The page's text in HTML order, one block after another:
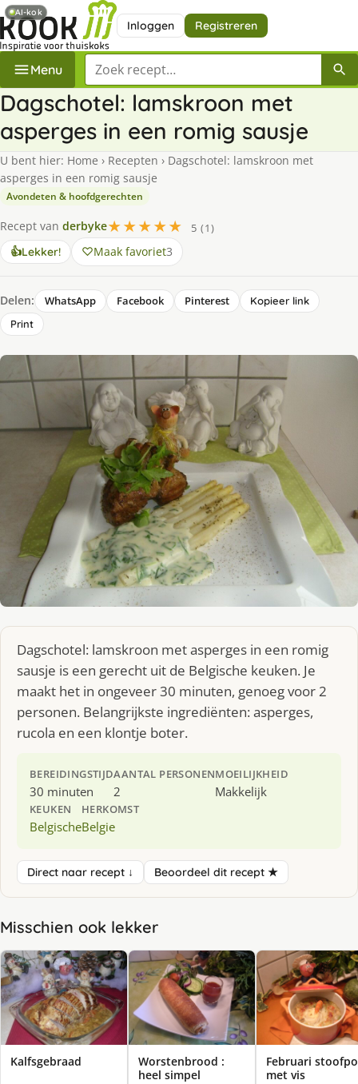
Inloggen Registreren
Menu Zoek een recept
Dagschotel: lamskroon met
asperges in een romig sausje
U bent hier: Home › Recepten › Dagschotel: lamskroon met
asperges in een romig sausje
Avondeten & hoofdgerechten
Recept van derbyke★★★★★
5 (1)
👍Lekker! Maak favoriet3
Delen: WhatsApp Facebook Pinterest
Kopieer link
Print
Dagschotel: lamskroon met asperges in een romig
sausje is een gerecht uit de Belgische keuken. Je
maakt het in ongeveer 30 minuten, genoeg voor 2
personen. Belangrijkste ingrediënten: asperges,
rucola en een klontje boter.
BEREIDINGSTIJD
30 minuten
AANTAL PERSONEN
2
MOEILIJKHEID
Makkelijk
KEUKEN
Belgische
HERKOMST
Belgie
Direct naar recept ↓ Beoordeel dit recept ★
Misschien ook lekker
Kalfsgebraad
Worstenbrood :
heel simpel
Februari
met vis
AI-kok